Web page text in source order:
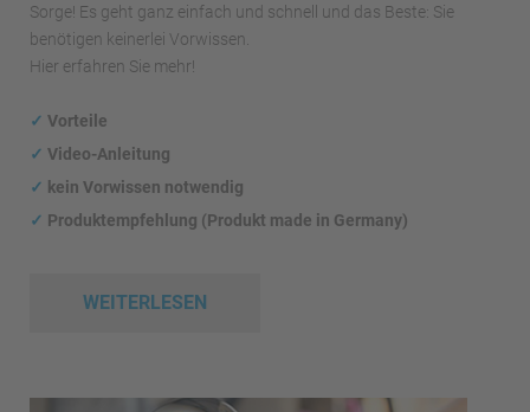
Sorge! Es geht ganz einfach und schnell und das Beste: Sie
benötigen keinerlei Vorwissen.
Hier erfahren Sie mehr!
✓ Vorteile
✓ Video-Anleitung
✓ kein Vorwissen notwendig
✓ Produktempfehlung (Produkt made in Germany)
WEITERLESEN